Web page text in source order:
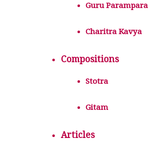
Guru Parampara
Charitra Kavya
Compositions
Stotra
Gitam
Articles